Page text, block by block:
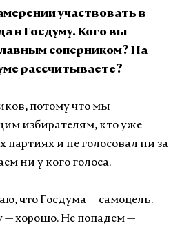
участвовать в
в Госдуму. Кого вы
соперником? На
рассчитываете?
потому что мы
избирателям, кто уже
партиях и не голосовал ни за
ни у кого голоса.
что Госдума — самоцель.
— хорошо. Не попадем —